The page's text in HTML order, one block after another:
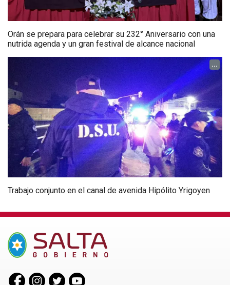
Orán se prepara para celebrar su 232° Aniversario con una
nutrida agenda y un gran festival de alcance nacional
...
Trabajo conjunto en el canal de avenida Hipólito Yrigoyen